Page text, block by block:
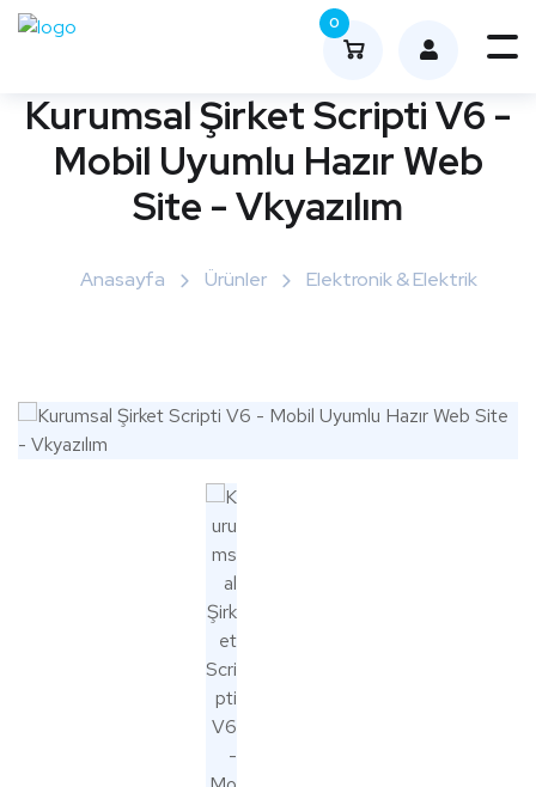
0
Me
Kurumsal Şirket Scripti V6 -
Mobil Uyumlu Hazır Web
Site - Vkyazılım
Anasayfa Ürünler Elektronik & Elektrik